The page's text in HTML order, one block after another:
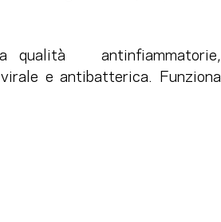
qualità   antinfiammatorie,
e antibatterica. Funziona